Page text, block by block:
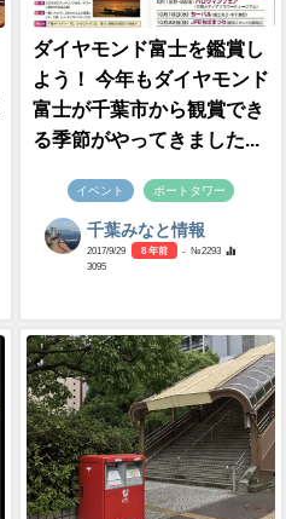
ダイヤモンド富士を鑑賞し
よう！ 今年もダイヤモンド
富士が千葉市から観賞でき
る季節がやってきました...
イベント ポートタワー
千葉みなと情報
2017/9/29 8 年前
- №2293
3095